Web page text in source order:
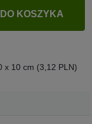
KOSZYKA
x 10 cm (3,12 PLN)